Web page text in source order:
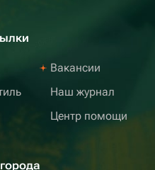
Вакансии
Наш журнал
Центр помощи